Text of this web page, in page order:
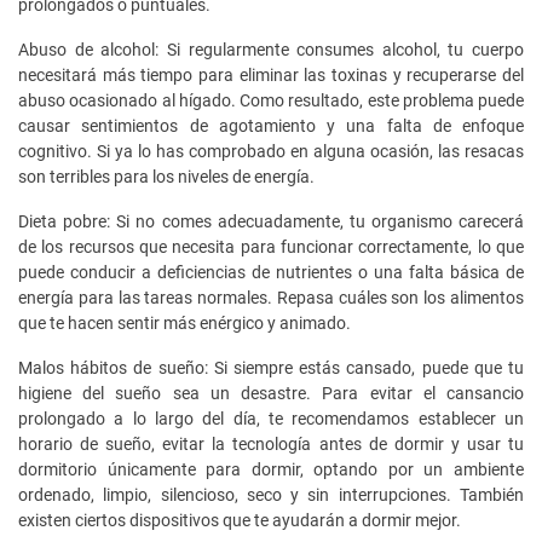
prolongados o puntuales.
Abuso de alcohol: Si regularmente consumes alcohol, tu cuerpo
necesitará más tiempo para eliminar las toxinas y recuperarse del
abuso ocasionado al hígado. Como resultado, este problema puede
causar sentimientos de agotamiento y una falta de enfoque
cognitivo. Si ya lo has comprobado en alguna ocasión, las resacas
son terribles para los niveles de energía.
Dieta pobre: Si no comes adecuadamente, tu organismo carecerá
de los recursos que necesita para funcionar correctamente, lo que
puede conducir a deficiencias de nutrientes o una falta básica de
energía para las tareas normales. Repasa cuáles son los alimentos
que te hacen sentir más enérgico y animado.
Malos hábitos de sueño: Si siempre estás cansado, puede que tu
higiene del sueño sea un desastre. Para evitar el cansancio
prolongado a lo largo del día, te recomendamos establecer un
horario de sueño, evitar la tecnología antes de dormir y usar tu
dormitorio únicamente para dormir, optando por un ambiente
ordenado, limpio, silencioso, seco y sin interrupciones. También
existen ciertos dispositivos que te ayudarán a dormir mejor.